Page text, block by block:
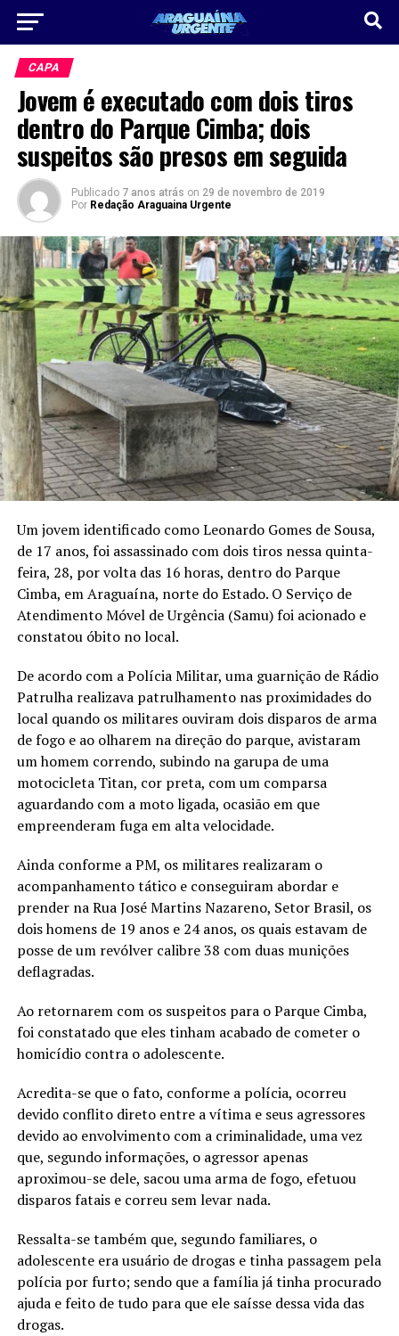
CAPA
Jovem é executado com dois tiros
dentro do Parque Cimba; dois
suspeitos são presos em seguida
Publicado 7 anos atrás on 29 de novembro de 2019
Por Redação Araguaina Urgente
Um jovem identificado como Leonardo Gomes de Sousa,
de 17 anos, foi assassinado com dois tiros nessa quinta-
feira, 28, por volta das 16 horas, dentro do Parque
Cimba, em Araguaína, norte do Estado. O Serviço de
Atendimento Móvel de Urgência (Samu) foi acionado e
constatou óbito no local.
De acordo com a Polícia Militar, uma guarnição de Rádio
Patrulha realizava patrulhamento nas proximidades do
local quando os militares ouviram dois disparos de arma
de fogo e ao olharem na direção do parque, avistaram
um homem correndo, subindo na garupa de uma
motocicleta Titan, cor preta, com um comparsa
aguardando com a moto ligada, ocasião em que
empreenderam fuga em alta velocidade.
Ainda conforme a PM, os militares realizaram o
acompanhamento tático e conseguiram abordar e
prender na Rua José Martins Nazareno, Setor Brasil, os
dois homens de 19 anos e 24 anos, os quais estavam de
posse de um revólver calibre 38 com duas munições
deflagradas.
Ao retornarem com os suspeitos para o Parque Cimba,
foi constatado que eles tinham acabado de cometer o
homicídio contra o adolescente.
Acredita-se que o fato, conforme a polícia, ocorreu
devido conflito direto entre a vítima e seus agressores
devido ao envolvimento com a criminalidade, uma vez
que, segundo informações, o agressor apenas
aproximou-se dele, sacou uma arma de fogo, efetuou
disparos fatais e correu sem levar nada.
Ressalta-se também que, segundo familiares, o
adolescente era usuário de drogas e tinha passagem pela
polícia por furto; sendo que a família já tinha procurado
ajuda e feito de tudo para que ele saísse dessa vida das
drogas.